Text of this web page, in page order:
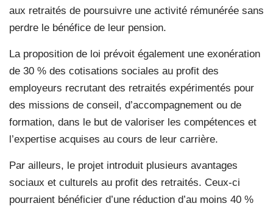
aux retraités de poursuivre une activité rémunérée sans
perdre le bénéfice de leur pension.
La proposition de loi prévoit également une exonération
de 30 % des cotisations sociales au profit des
employeurs recrutant des retraités expérimentés pour
des missions de conseil, d’accompagnement ou de
formation, dans le but de valoriser les compétences et
l’expertise acquises au cours de leur carrière.
Par ailleurs, le projet introduit plusieurs avantages
sociaux et culturels au profit des retraités. Ceux-ci
pourraient bénéficier d’une réduction d’au moins 40 %